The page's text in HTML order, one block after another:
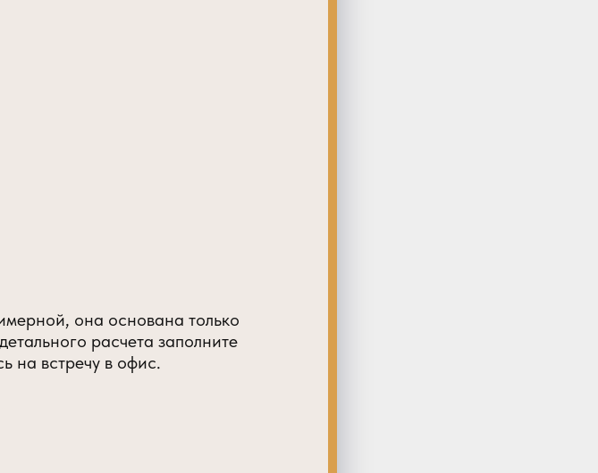
она основана только
расчета заполните
на встречу в офис.